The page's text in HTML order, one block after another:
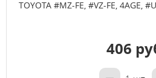
TOYOTA #MZ-FE, #VZ-FE, 4AGE,
406